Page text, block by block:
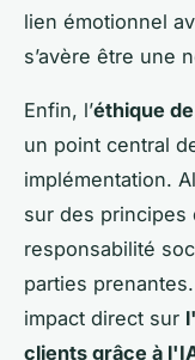
lien émotionnel
s’avère être une
Enfin, l’éthique
un point central
implémentation.
sur des principes
responsabilité
parties
impact direct sur
clients grâce à